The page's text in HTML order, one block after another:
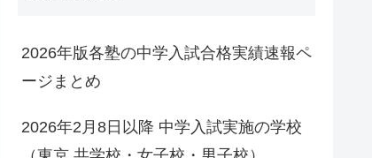
2026年版各塾の中学入試合格実績速報ペ
ージまとめ
2026年2月8日以降 中学入試実施の学校